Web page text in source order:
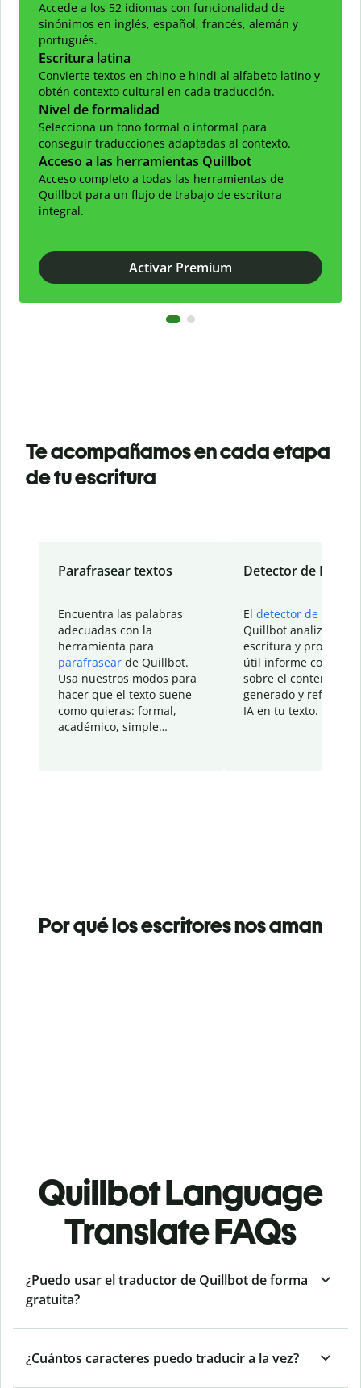
Accede a los 52 idiomas con funcionalidad de
sinónimos en inglés, español, francés, alemán y
portugués.
Escritura latina
Convierte textos en chino e hindi al alfabeto latino y
obtén contexto cultural en cada traducción.
Nivel de formalidad
Selecciona un tono formal o informal para
conseguir traducciones adaptadas al contexto.
Acceso a las herramientas Quillbot
Acceso completo a todas las herramientas de
Quillbot para un flujo de trabajo de escritura
integral.
Activar Premium
Te acompañamos en cada etapa
de tu escritura
Parafrasear textos
Encuentra las palabras
adecuadas con la
herramienta para
parafrasear de Quillbot.
Usa nuestros modos para
hacer que el texto suene
como quieras: formal,
académico, simple…
Detector de IA
El detector de IA
Quillbot analiza tu
escritura y
útil informe con
sobre el contenido
generado y refinado
IA en tu texto.
Por qué los escritores nos aman
Quillbot Language
Translate FAQs
¿Puedo usar el traductor de Quillbot de forma
gratuita?
¿Cuántos caracteres puedo traducir a la vez?